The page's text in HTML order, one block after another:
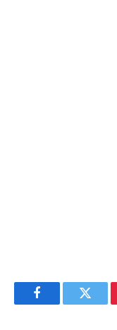
Facebook